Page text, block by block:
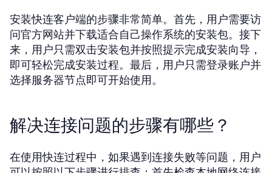
安装快连客户端的步骤非常简单。首先，用户需要访
问官方网站并下载适合自己操作系统的安装包。接下
来，用户只需双击安装包并按照提示完成安装向导，
即可轻松完成安装过程。最后，用户只需登录账户并
选择服务器节点即可开始使用。
解决连接问题的步骤有哪些？
在使用快连过程中，如果遇到连接失败等问题，用户